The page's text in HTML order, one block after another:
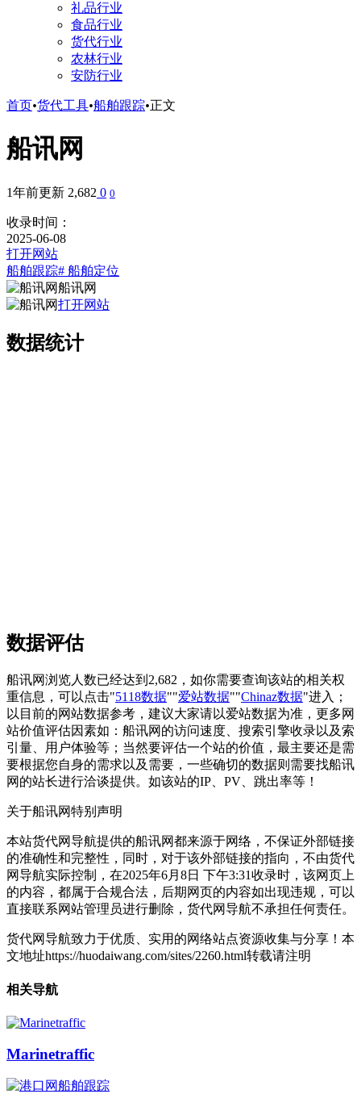
礼品行业
食品行业
货代行业
农林行业
安防行业
首页•货代工具•船舶跟踪•正文
船讯网
1年前更新 2,682 0 0
收录时间：
2025-06-08
打开网站
船舶跟踪# 船舶定位
船讯网
打开网站
数据统计
数据评估
船讯网浏览人数已经达到2,682，如你需要查询该站的相关权
重信息，可以点击"5118数据""爱站数据""Chinaz数据"进入；
以目前的网站数据参考，建议大家请以爱站数据为准，更多网
站价值评估因素如：船讯网的访问速度、搜索引擎收录以及索
引量、用户体验等；当然要评估一个站的价值，最主要还是需
要根据您自身的需求以及需要，一些确切的数据则需要找船讯
网的站长进行洽谈提供。如该站的IP、PV、跳出率等！
关于船讯网特别声明
本站货代网导航提供的船讯网都来源于网络，不保证外部链接
的准确性和完整性，同时，对于该外部链接的指向，不由货代
网导航实际控制，在2025年6月8日 下午3:31收录时，该网页上
的内容，都属于合规合法，后期网页的内容如出现违规，可以
直接联系网站管理员进行删除，货代网导航不承担任何责任。
货代网导航致力于优质、实用的网络站点资源收集与分享！ 本
文地址https://huodaiwang.com/sites/2260.html转载请注明
相关导航
Marinetraffic